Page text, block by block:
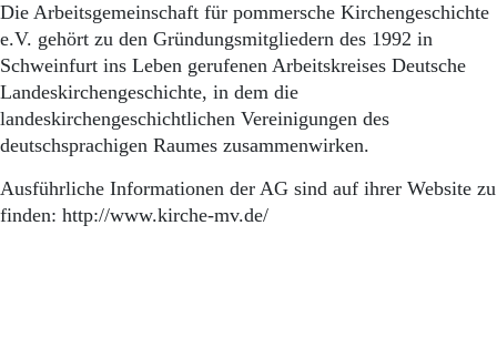
Die Arbeitsgemeinschaft für pommersche Kirchengeschichte
e.V. gehört zu den Gründungsmitgliedern des 1992 in
Schweinfurt ins Leben gerufenen Arbeitskreises Deutsche
Landeskirchengeschichte, in dem die
landeskirchengeschichtlichen Vereinigungen des
deutschsprachigen Raumes zusammenwirken.
Ausführliche Informationen der AG sind auf ihrer Website zu
finden: http://www.kirche-mv.de/